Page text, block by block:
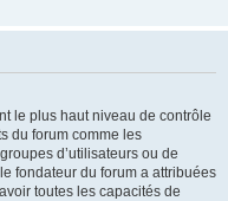
le plus haut niveau de contrôle
du forum comme les
d’utilisateurs ou de
fondateur du forum a attribuées
toutes les capacités de